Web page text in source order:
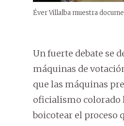
Éver Villalba muestra
Un fuerte debate se
máquinas de
que las máquinas
oficialismo colorado
boicotear el proceso